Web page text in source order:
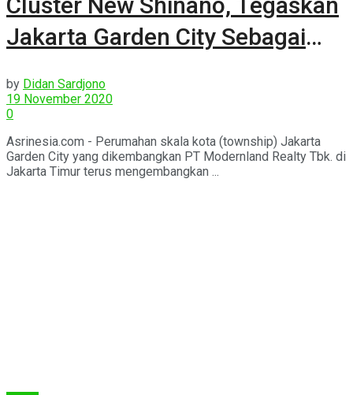
Jakarta Garden City Sebagai
by Didan Sardjono
19 November 2020
0
Asrinesia.com - Perumahan skala kota (township) Jakarta
Garden City yang dikembangkan PT Modernland Realty Tbk. di
Jakarta Timur terus mengembangkan ...